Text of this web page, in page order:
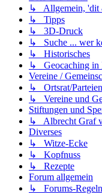
↳ Allgemein, 'dit
↳ Tipps
↳ 3D-Druck
↳ Suche ... wer
↳ Historisches
↳ Geocaching in
Vereine /
↳ Ortsrat/
↳ Vereine und
Stiftungen und
↳ Albrecht Graf
Diverses
↳ Witze-Ecke
↳ Kopfnuss
↳ Rezepte
Forum allgemein
↳ Forums-